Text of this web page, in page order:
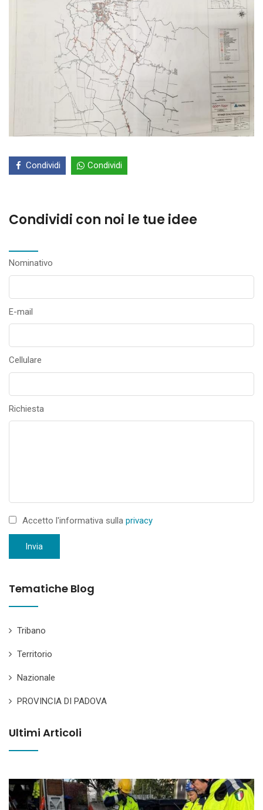
Condividi Condividi
Condividi con noi le tue idee
Nominativo
E-mail
Cellulare
Richiesta
Accetto l'informativa sulla privacy
Invia
Tematiche Blog
Tribano
Territorio
Nazionale
PROVINCIA DI PADOVA
Ultimi Articoli